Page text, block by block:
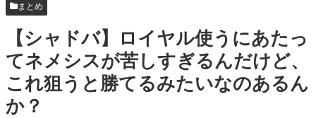
まとめ
【シャドバ】ロイヤル使うにあたっ
てネメシスが苦しすぎるんだけど、
これ狙うと勝てるみたいなのあるん
か？